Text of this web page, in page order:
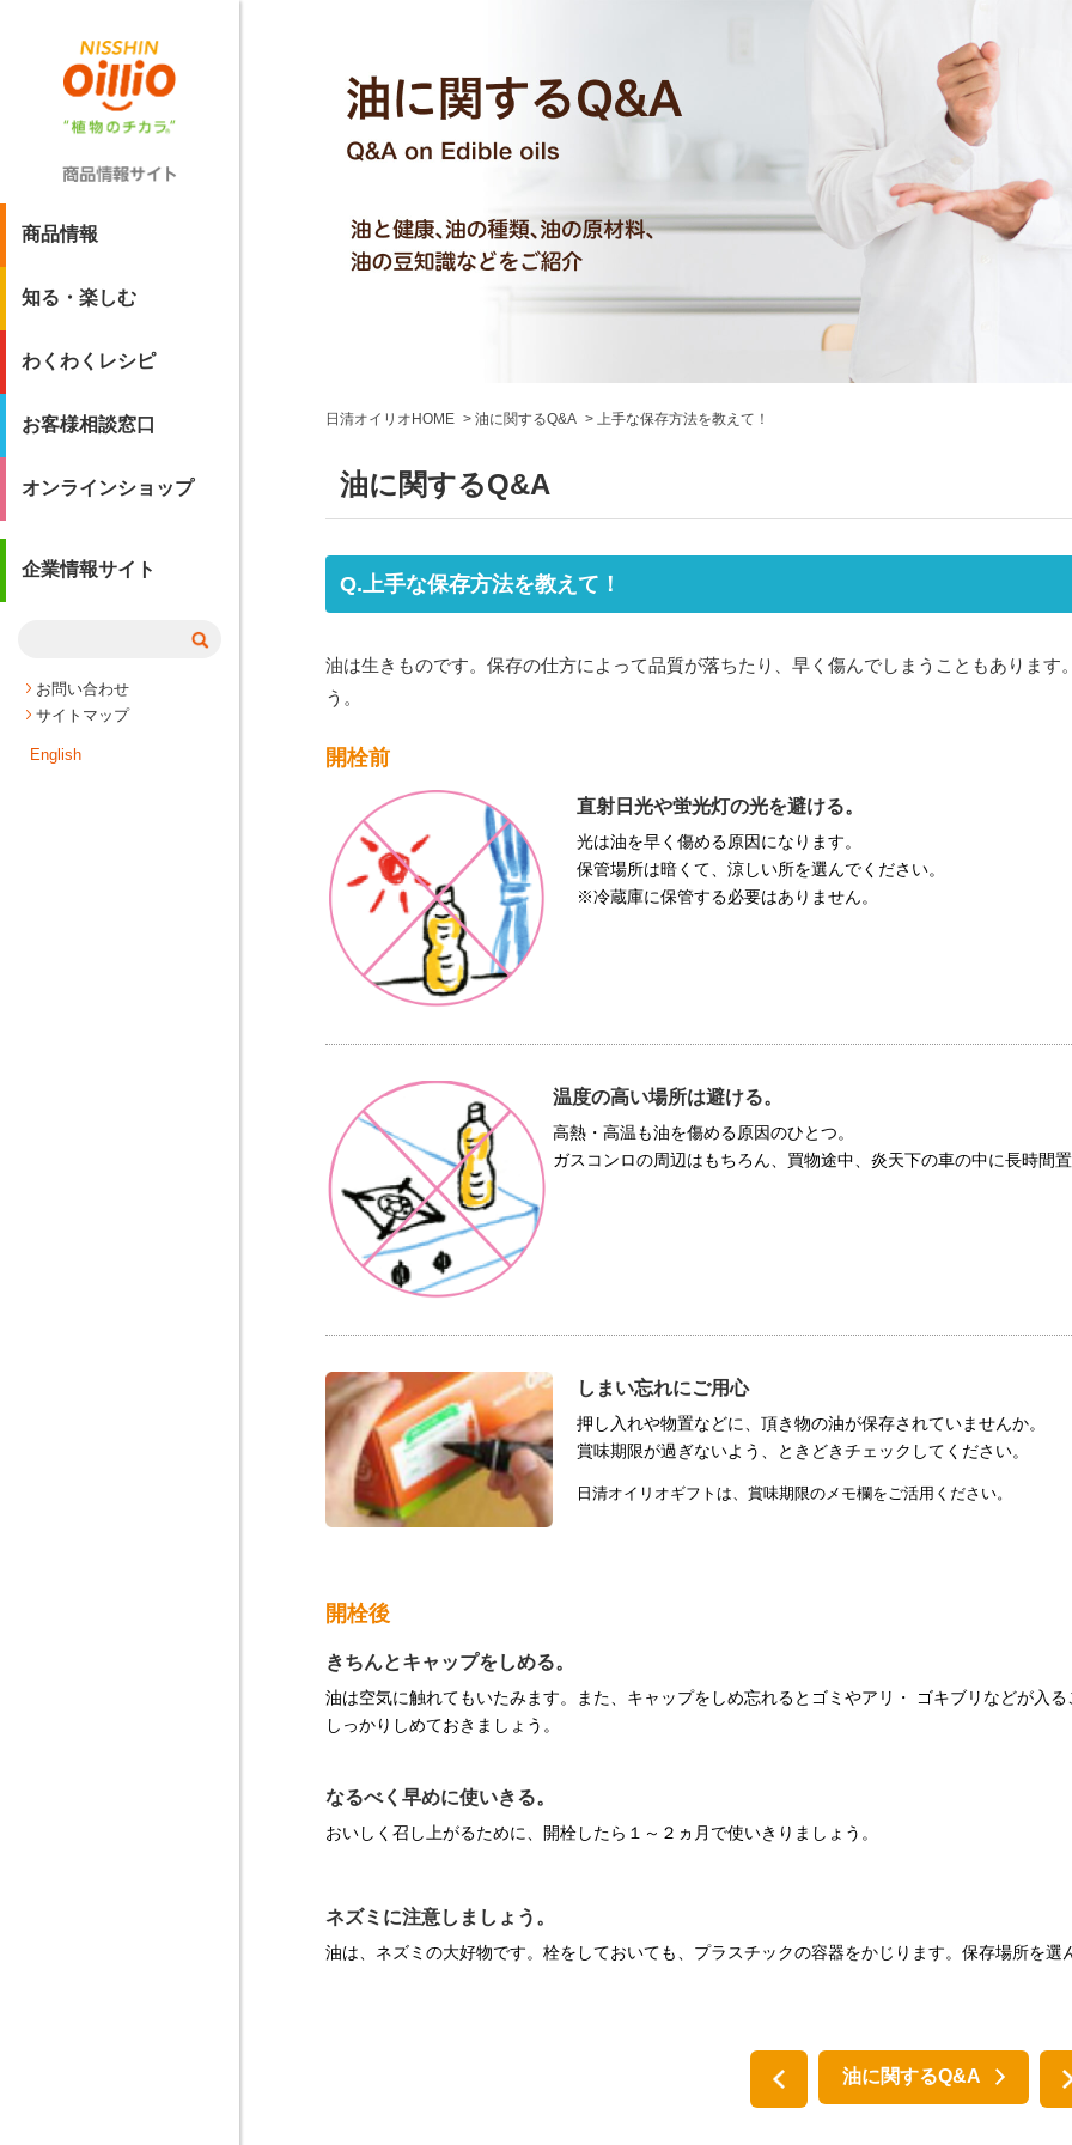
商品情報
知る・楽しむ
わくわくレシピ
お客様相談窓口
オンラインショップ
企業情報サイト
お問い合わせ
サイトマップ
English
日清オイリオHOME 油に関するQ&A 上手な保存方法を教えて！
油に関するQ&A
Q.上手な保存方法を教えて！
油は生きものです。保存の仕方によって品質が落ちたり、早く傷んでしまうこともあります
う。
開栓前
直射日光や蛍光灯の光を避ける。
光は油を早く傷める原因になります。
保管場所は暗くて、涼しい所を選んでください。
※冷蔵庫に保管する必要はありません。
温度の高い場所は避ける。
高熱・高温も油を傷める原因のひとつ。
ガスコンロの周辺はもちろん、買物途中、炎天下の車の中に長時間
しまい忘れにご用心
押し入れや物置などに、頂き物の油が保存されていませんか。
賞味期限が過ぎないよう、ときどきチェックしてください。
日清オイリオギフトは、賞味期限のメモ欄をご活用ください。
開栓後
きちんとキャップをしめる。
油は空気に触れてもいたみます。また、キャップをしめ忘れるとゴミやアリ・ ゴキブリなどが入
しっかりしめておきましょう。
なるべく早めに使いきる。
おいしく召し上がるために、開栓したら１～２ヵ月で使いきりましょう。
ネズミに注意しましょう。
油は、ネズミの大好物です。栓をしておいても、プラスチックの容器をかじります。保存場所を選
油に関するQ&A